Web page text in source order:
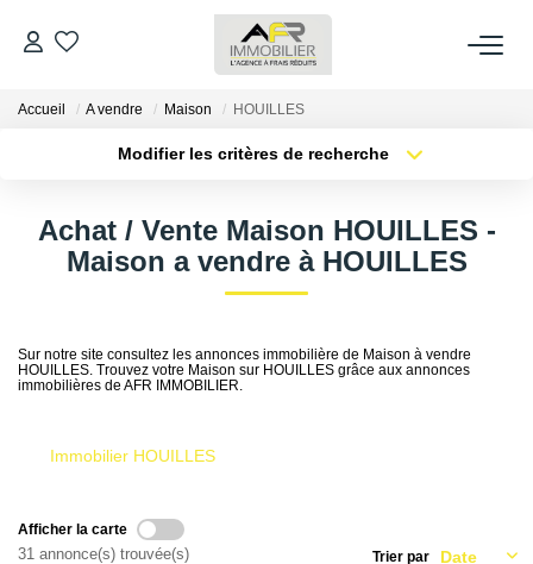
ACHETER
ESTIMER
Qui Sommes Nous
AFR IMMOBILIER Carrières-Sur-Seine
Accueil A vendre Maison HOUILLES
Modifier les critères de recherche
Sélectionnez...
Type de bien
Surface min
Créer une alerte
Achat / Vente Maison HOUILLES -
Maison a vendre à HOUILLES
Sur notre site consultez les annonces immobilière de Maison à vendre
HOUILLES. Trouvez votre Maison sur HOUILLES grâce aux annonces
immobilières de AFR IMMOBILIER.
Immobilier HOUILLES
Afficher la carte
31 annonce(s) trouvée(s) Trier par